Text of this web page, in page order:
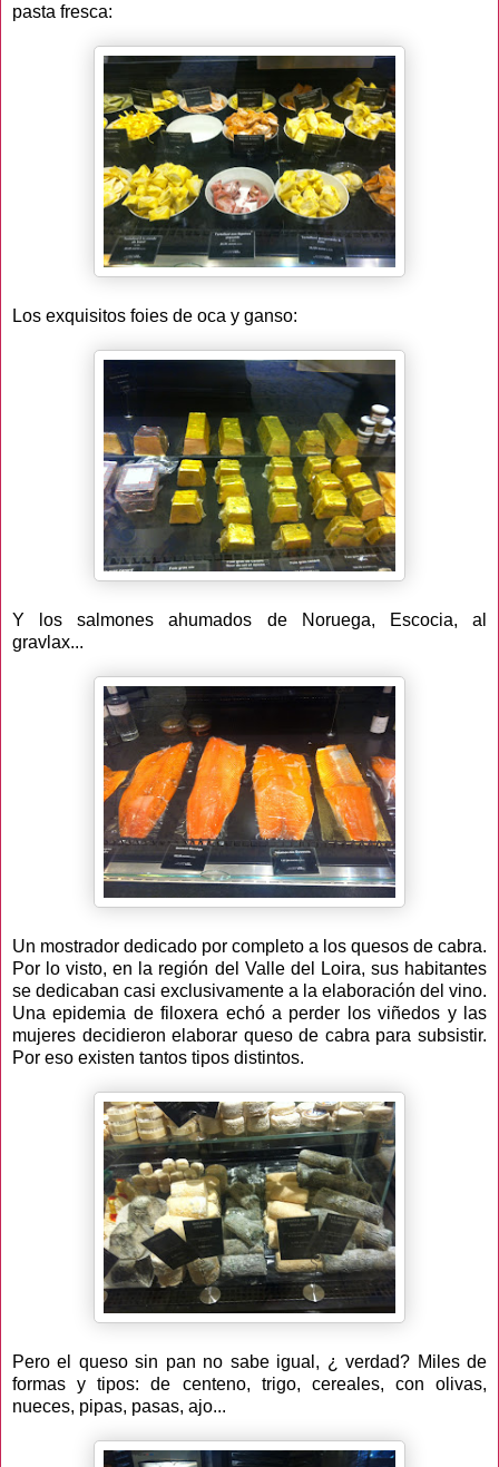
pasta fresca:
Los exquisitos foies de oca y ganso:
Y los salmones ahumados de Noruega, Escocia, al
gravlax...
Un mostrador dedicado por completo a los quesos de cabra.
Por lo visto, en la región del Valle del Loira, sus habitantes
se dedicaban casi exclusivamente a la elaboración del vino.
Una epidemia de filoxera echó a perder los viñedos y las
mujeres decidieron elaborar queso de cabra para subsistir.
Por eso existen tantos tipos distintos.
Pero el queso sin pan no sabe igual, ¿ verdad? Miles de
formas y tipos: de centeno, trigo, cereales, con olivas,
nueces, pipas, pasas, ajo...